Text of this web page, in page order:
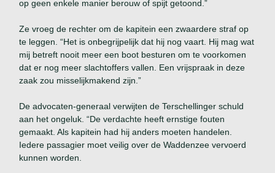
op geen enkele manier berouw of spijt getoond.”
Ze vroeg de rechter om de kapitein een zwaardere straf op
te leggen. “Het is onbegrijpelijk dat hij nog vaart. Hij mag wat
mij betreft nooit meer een boot besturen om te voorkomen
dat er nog meer slachtoffers vallen. Een vrijspraak in deze
zaak zou misselijkmakend zijn.”
De advocaten-generaal verwijten de Terschellinger schuld
aan het ongeluk. “De verdachte heeft ernstige fouten
gemaakt. Als kapitein had hij anders moeten handelen.
Iedere passagier moet veilig over de Waddenzee vervoerd
kunnen worden.